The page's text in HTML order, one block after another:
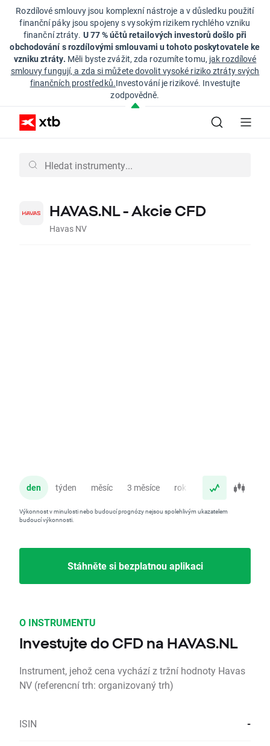
Rozdílové smlouvy jsou komplexní nástroje a v důsledku použití
finanční páky jsou spojeny s vysokým rizikem rychlého vzniku
finanční ztráty. U 77 % účtů retailových investorů došlo při
obchodování s rozdílovými smlouvami u tohoto poskytovatele ke
vzniku ztráty. Měli byste zvážit, zda rozumíte tomu, jak rozdílové
smlouvy fungují, a zda si můžete dovolit vysoké riziko ztráty svých
finančních prostředků.Investování je rizikové. Investujte
zodpovědně.
HAVAS.NL - Akcie CFD
Havas NV
den týden měsíc 3 měsíce rok
Výkonnost v minulosti nebo budoucí prognózy nejsou spolehlivým ukazatelem
budoucí výkonnosti.
Stáhněte si bezplatnou aplikaci
O INSTRUMENTU
Investujte do CFD na HAVAS.NL
Instrument, jehož cena vychází z tržní hodnoty Havas
NV (referencní trh: organizovaný trh)
ISIN -